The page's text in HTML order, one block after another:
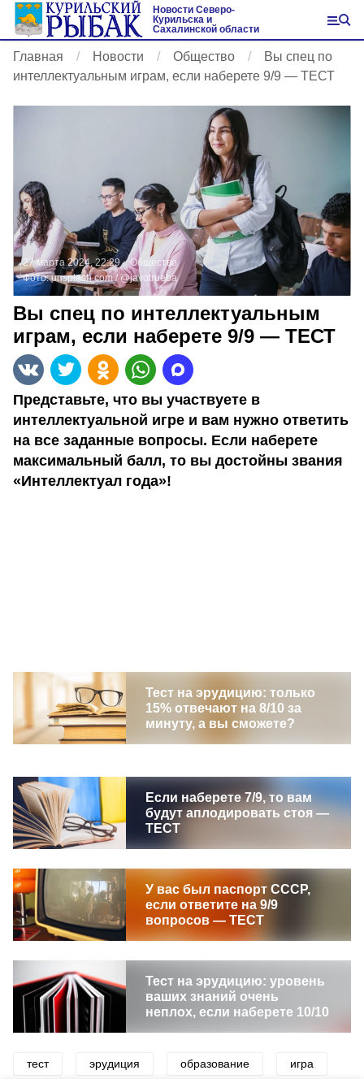
Новости Северо-
Курильска и
Сахалинской области
Главная Новости Общество
Вы спец по
интеллектуальным играм, если наберете 9/9 — ТЕСТ
27 марта 2024, 22:29
Общество
Фото:unsplash.com/ @javotrueba
Вы спец по интеллектуальным
играм, если наберете 9/9 — ТЕСТ
Представьте, что вы участвуете в
интеллектуальной игре и вам нужно ответить
на все заданные вопросы. Если наберете
максимальный балл, то вы достойны звания
«Интеллектуал года»!
Тест на эрудицию: только
15% отвечают на 8/10 за
минуту, а вы сможете?
Если наберете 7/9, то вам
будут аплодировать стоя —
ТЕСТ
У вас был паспорт СССР,
если ответите на 9/9
вопросов — ТЕСТ
Тест на эрудицию: уровень
ваших знаний очень
неплох, если наберете 10/10
тест эрудиция образование игра